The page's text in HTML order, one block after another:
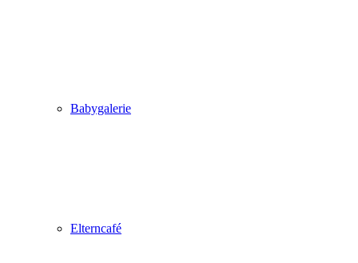
Babygalerie
Elterncafé